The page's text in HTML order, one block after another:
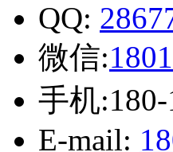
QQ:
微信:
手机:180-
E-mail: